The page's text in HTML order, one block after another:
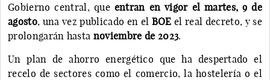
Gobierno central, queentran en vigor el martes, 9 de
agosto, una vez publicado en el BOE el real decreto, y se
prolongarán hasta noviembre de 2023.
Un plan de ahorro energético que ha despertado el
recelo de sectores como el comercio, la hostelería o el